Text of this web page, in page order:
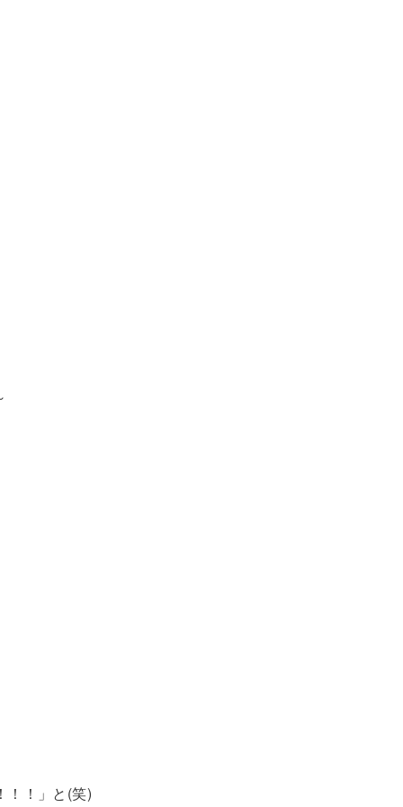
！！」と(笑)